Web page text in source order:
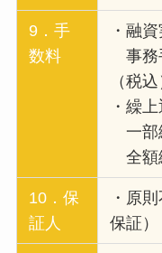
9．手
数料
・融
事務
（税込
・繰
一部
全額
10．保
証人
・原
保証）